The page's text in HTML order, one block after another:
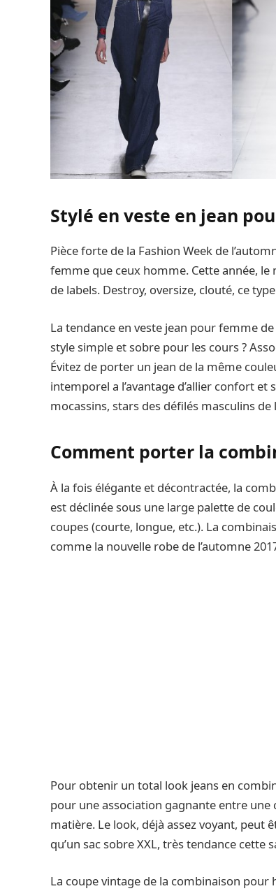
Stylé en veste en jean
Pièce forte de la Fashion Week de
femme que ceux homme. Cette année,
de labels. Destroy, oversize, clouté, ce
La tendance en veste jean pour femme
style simple et sobre pour les cours ?
Évitez de porter un jean de la même
intemporel a l’avantage d’allier confort
mocassins, stars des défilés masculins de
Comment porter la
À la fois élégante et décontractée, la
est déclinée sous une large palette de
coupes (courte, longue, etc.). La
comme la nouvelle robe de l’automne
Pour obtenir un total look jeans en
pour une association gagnante entre
matière. Le look, déjà assez voyant, peut
qu’un sac sobre XXL, très tendance
La coupe vintage de la combinaison